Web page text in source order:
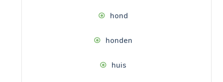
hond
honden
huis